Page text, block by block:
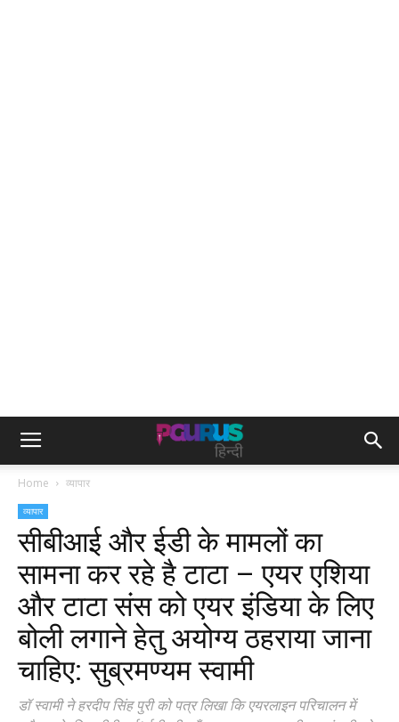
Home व्यापार
व्यापार
सीबीआई और ईडी के मामलों का
सामना कर रहे है टाटा – एयर एशिया
और टाटा संस को एयर इंडिया के लिए
बोली लगाने हेतु अयोग्य ठहराया जाना
चाहिए: सुब्रमण्यम स्वामी
डॉ स्वामी ने हरदीप सिंह पुरी को पत्र लिखा कि एयरलाइन परिचालन में